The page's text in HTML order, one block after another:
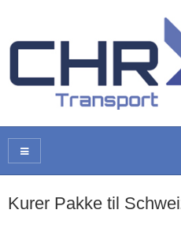
Kurer Pakke til